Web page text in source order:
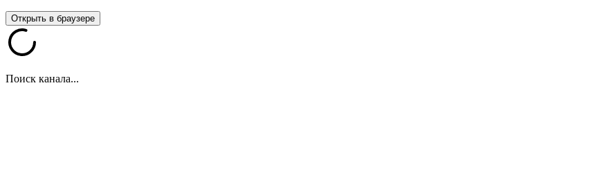
Открыть в браузере
Поиск канала...